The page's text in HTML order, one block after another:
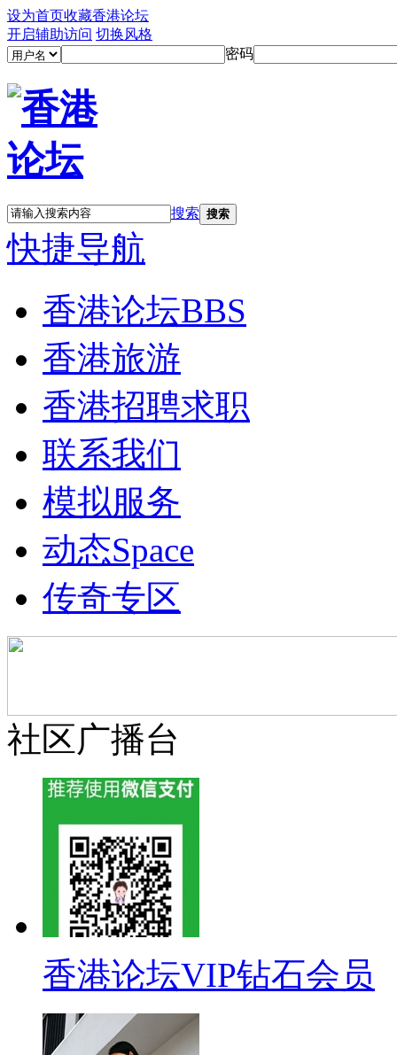
设为首页收藏香港论坛
开启辅助访问 切换风格
密码
搜索 搜索
快捷导航
香港论坛BBS
香港旅游
香港招聘求职
联系我们
模拟服务
动态Space
传奇专区
社区广播台
香港论坛VIP钻石会员